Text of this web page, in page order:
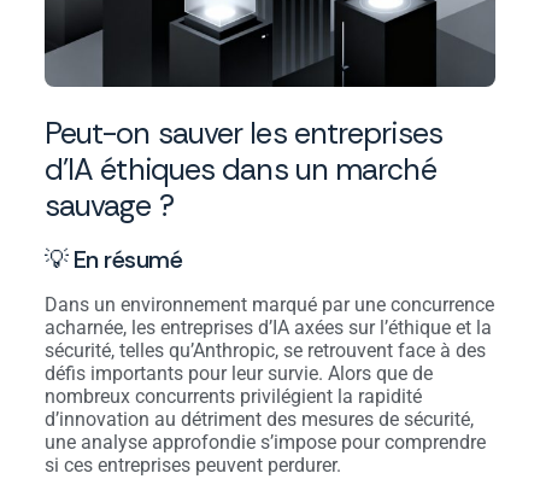
Peut-on sauver les entreprises
d’IA éthiques dans un marché
sauvage ?
💡 En résumé
Dans un environnement marqué par une concurrence
acharnée, les entreprises d’IA axées sur l’éthique et la
sécurité, telles qu’Anthropic, se retrouvent face à des
défis importants pour leur survie. Alors que de
nombreux concurrents privilégient la rapidité
d’innovation au détriment des mesures de sécurité,
une analyse approfondie s’impose pour comprendre
si ces entreprises peuvent perdurer.